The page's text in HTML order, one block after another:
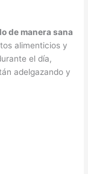
de manera sana
alimenticios y
el día,
adelgazando y